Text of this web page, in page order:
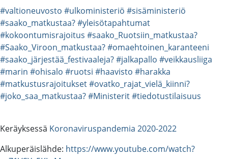
#valtioneuvosto #ulkoministeriö #sisäministeriö
#saako_matkustaa?#yleisötapahtumat
#kokoontumisrajoitus #saako_Ruotsiin_matkustaa?
#Saako_Viroon_matkustaa?#omaehtoinen_karanteeni
#saako_järjestää_festivaaleja?#jalkapallo #veikkausliiga
#marin #ohisalo #ruotsi #haavisto #harakka
#matkustusrajoitukset#ovatko_rajat_vielä_kiinni?
#joko_saa_matkustaa?#Ministerit#tiedotustilaisuus
Keräyksessä Koronaviruspandemia 2020-2022
Alkuperäislähde: https://www.youtube.com/watch?